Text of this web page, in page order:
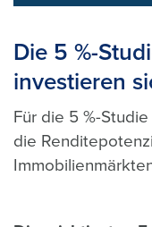
Die 5 %-
investieren
Für die 5 %-
die